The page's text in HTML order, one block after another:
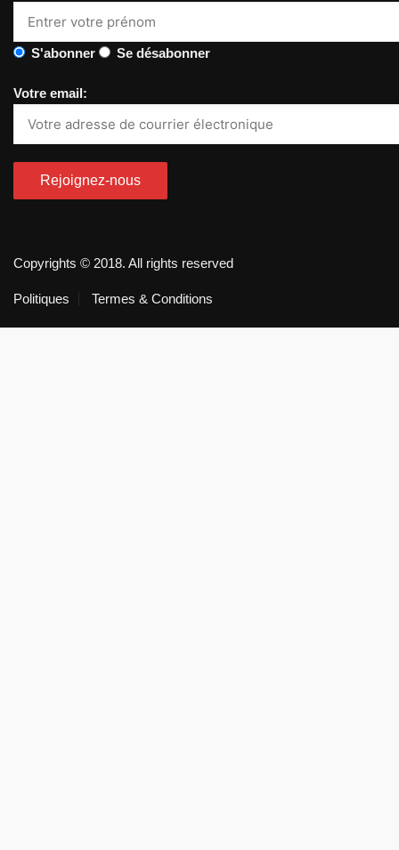
S'abonner Se désabonner
Votre email:
Copyrights © 2018. All rights reserved
Politiques Termes & Conditions